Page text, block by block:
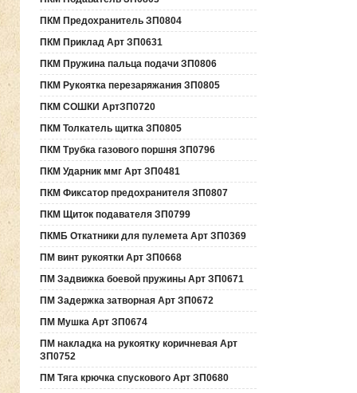
ПКМ Предохранитель ЗП0804
ПКМ Приклад Арт ЗП0631
ПКМ Пружина пальца подачи ЗП0806
ПКМ Рукоятка перезаряжания ЗП0805
ПКМ СОШКИ АртЗП0720
ПКМ Толкатель щитка ЗП0805
ПКМ Трубка газового поршня ЗП0796
ПКМ Ударник ммг Арт ЗП0481
ПКМ Фиксатор предохранителя ЗП0807
ПКМ Щиток подавателя ЗП0799
ПКМБ Откатники для пулемета Арт ЗП0369
ПМ винт рукоятки Арт ЗП0668
ПМ Задвижка боевой пружины Арт ЗП0671
ПМ Задержка затворная Арт ЗП0672
ПМ Мушка Арт ЗП0674
ПМ накладка на рукоятку коричневая Арт
ЗП0752
ПМ Тяга крючка спускового Арт ЗП0680